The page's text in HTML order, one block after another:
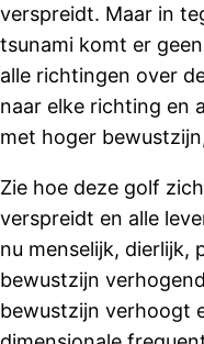
verspreidt. Maar in
tsunami komt er
alle richtingen over
naar elke richting en
met hoger
Zie hoe deze golf
verspreidt en alle
nu menselijk, dierlijk,
bewustzijn
bewustzijn verhoogt